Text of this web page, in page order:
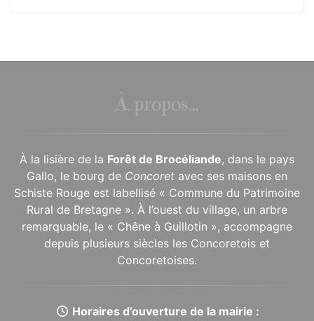
À propos...
À la lisière de la Forêt de Brocéliande, dans le pays
Gallo, le bourg de Concoret avec ses maisons en
Schiste Rouge est labellisé « Commune du Patrimoine
Rural de Bretagne ». À l’ouest du village, un arbre
remarquable, le « Chêne à Guillotin », accompagne
depuis plusieurs siècles les Concoretois et
Concoretoises.
Horaires d’ouverture de la mairie :